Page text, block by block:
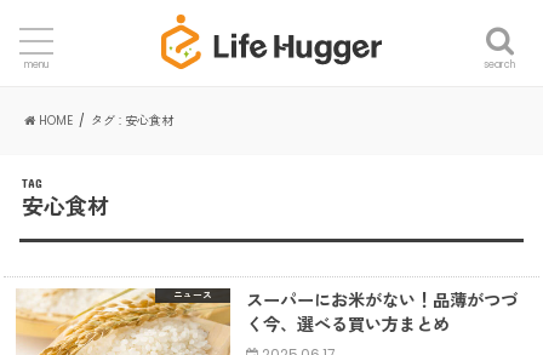
search
menu
HOME タグ : 安心食材
TAG
安心食材
ニュース
スーパーにお米がない！品薄がつづ
く今、選べる買い方まとめ